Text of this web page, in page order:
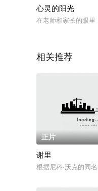
心灵的阳光
在老师和家长的眼里
相关推荐
正片
谢里
根据尼科·沃克的同